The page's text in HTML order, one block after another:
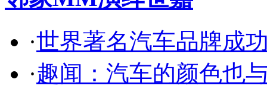
·世界著名汽车品牌成
·趣闻：汽车的颜色也